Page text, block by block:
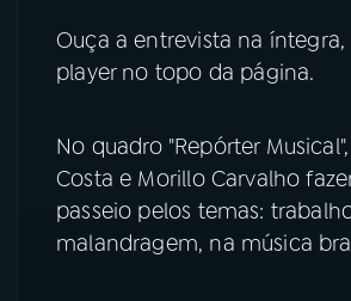
YouTube
TikTok
Ouça a entrevista na
player no topo da página.
No quadro "Repórter
Costa e Morillo Carvalho
passeio pelos temas:
malandragem, na música